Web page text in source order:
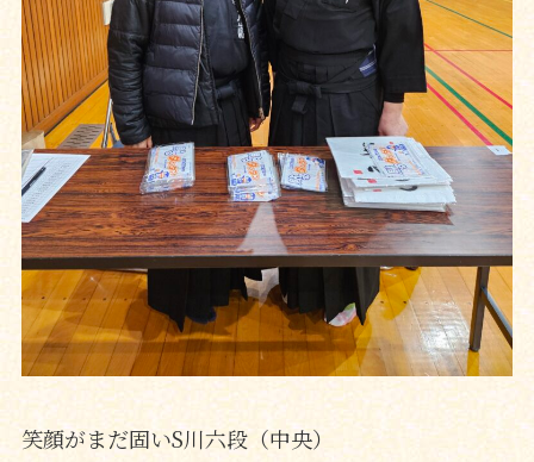
笑顔がまだ固いS川六段（中央）